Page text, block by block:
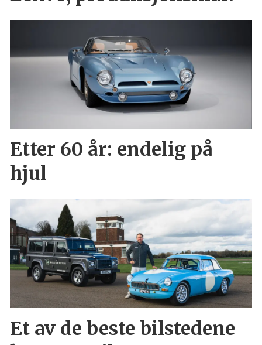
Etter 60 år: endelig på
hjul
Et av de beste bilstedene